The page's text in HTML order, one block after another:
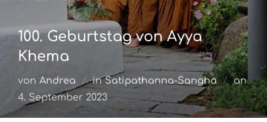
100. Geburtstag von Ayya
Khema
von Andrea inSatipathanna-Sangha
an
Veröffentlicht
4. September 2023